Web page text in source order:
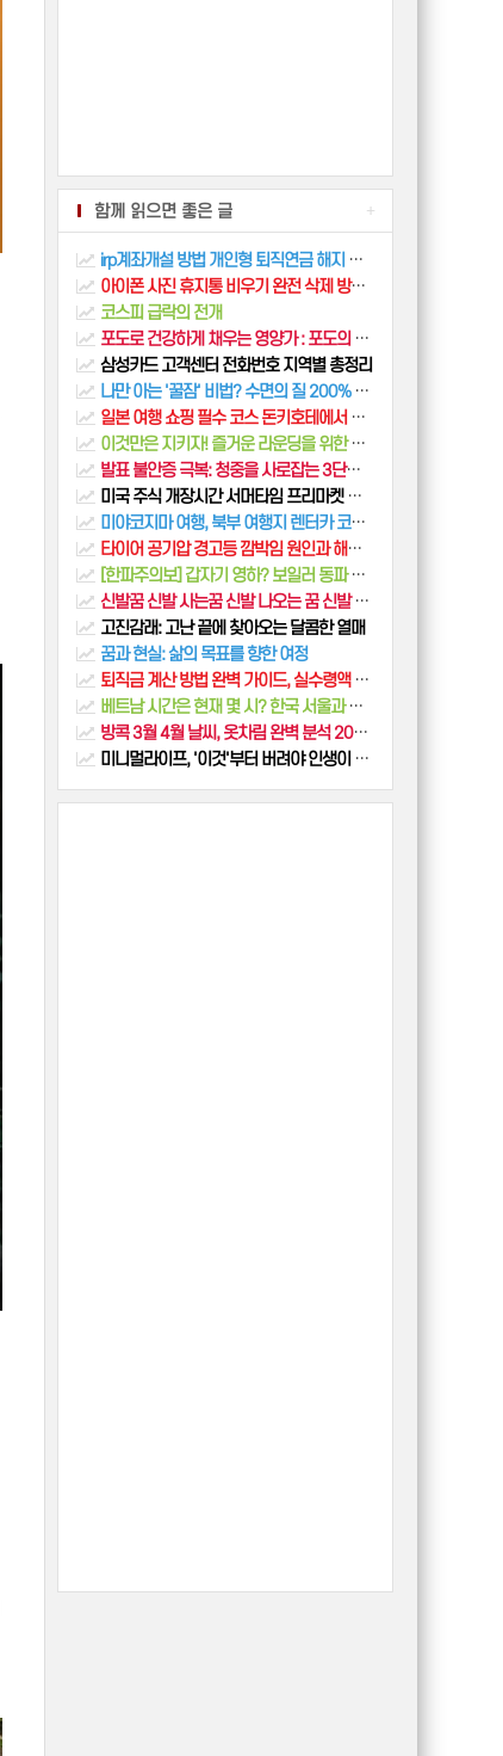
+
함께 읽으면 좋은 글
irp계좌개설 방법 개인형 퇴직연금 해지 수령 총정리
아이폰 사진 휴지통 비우기 완전 삭제 방법 2026 최신판
코스피 급락의 전개
포도로 건강하게 채우는 영양가 : 포도의 영양소와 건강 효과
삼성카드 고객센터 전화번호 지역별 총정리
나만 아는 '꿀잠' 비법? 수면의 질 200% 올리기
일본 여행 쇼핑 필수 코스 돈키호테에서 꼭 사야 할 것 화장품부터 위스키
이것만은 지키자! 즐거운 라운딩을 위한 필수 골프 에티켓과 매너
발표 불안증 극복: 청중을 사로잡는 3단계 실전 팁
미국 주식 개장시간 서머타임 프리마켓 완벽 정리
미야코지마 여행, 북부 여행지 렌터카 코스 추천
타이어 공기압 경고등 깜박임 원인과 해결 방법
[한파주의보] 갑자기 영하? 보일러 동파 방지, 3겹 옷 입기 (겨울철 필수팁)
신발꿈 신발 사는꿈 신발 나오는 꿈 신발 벗는 해몽
고진감래: 고난 끝에 찾아오는 달콤한 열매
꿈과 현실: 삶의 목표를 향한 여정
퇴직금 계산 방법 완벽 가이드, 실수령액 미리보기
베트남 시간은 현재 몇 시? 한국 서울과 얼마나 차이날까
방콕 3월 4월 날씨, 옷차림 완벽 분석 2026년 최신 정보 총정리
미니멀라이프, '이것'부터 버려야 인생이 바뀝니다 (왕초보를 위한 5단계 실천법, 버리기 노하우 총정리)